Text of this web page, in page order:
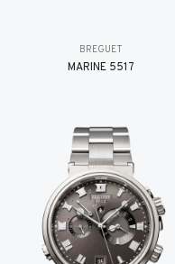
BREGUET
MARINE 5517